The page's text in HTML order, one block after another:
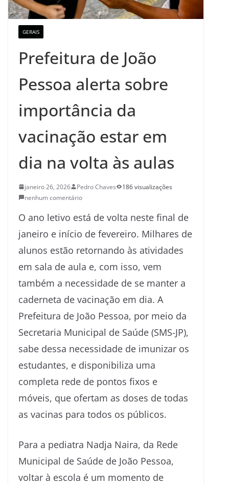
GERAIS
Prefeitura de João
Pessoa alerta sobre
importância da
vacinação estar em
dia na volta às aulas
janeiro 26, 2026 Pedro Chaves
186 visualizações
nenhum comentário
O ano letivo está de volta neste final de
janeiro e início de fevereiro. Milhares de
alunos estão retornando às atividades
em sala de aula e, com isso, vem
também a necessidade de se manter a
caderneta de vacinação em dia. A
Prefeitura de João Pessoa, por meio da
Secretaria Municipal de Saúde (SMS-JP),
sabe dessa necessidade de imunizar os
estudantes, e disponibiliza uma
completa rede de pontos fixos e
móveis, que ofertam as doses de todas
as vacinas para todos os públicos.
Para a pediatra Nadja Naira, da Rede
Municipal de Saúde de João Pessoa,
voltar à escola é um momento de